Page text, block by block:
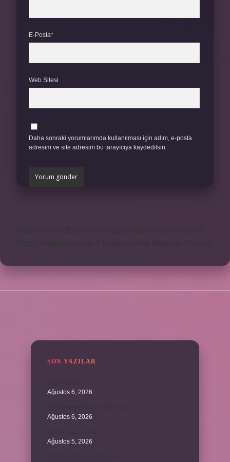
E-Posta*
Web Sitesi
Daha sonraki yorumlarımda kullanılması için adım, e-posta
adresim ve site adresim bu tarayıcıya kaydedilsin.
SON YAZILAR
Ağustos 6, 2026
Ağustos 6, 2026
Ağustos 5, 2026